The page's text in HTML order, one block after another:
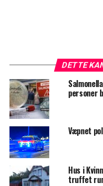
DETTE
personer
Væpnet
Hus i
truffet